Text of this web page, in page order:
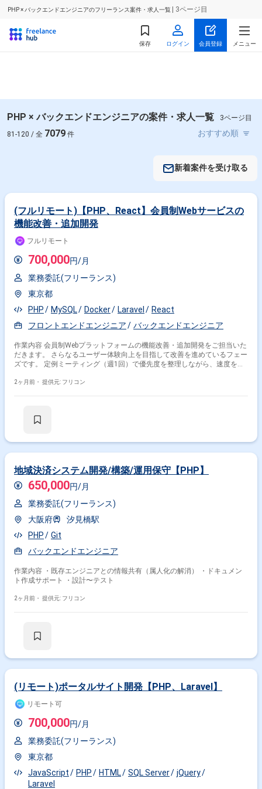
PHP × バックエンドエンジニアのフリーランス案件・求人一覧 | 3ページ目
保存 ログイン 会員登録 メニュー
PHP × バックエンドエンジニアの案件・求人一覧
3ページ目
81-120 / 全 7079 件
新着案件を受け取る
(フルリモート)【PHP、React】会員制Webサービスの
機能改善・追加開発
フルリモート
700,000円/月
業務委託(フリーランス)
東京都
PHP
MySQL Docker Laravel
React
フロントエンドエンジニア
バックエンドエンジニア
作業内容 会員制Webプラットフォームの機能改善・追加開発をご担当いた
だきます。 さらなるユーザー体験向上を目指して改善を進めているフェー
ズです。 定例ミーティング（週1回）で優先度を整理しながら、速度を落
2ヶ月前・ 提供元: フリコン
地域決済システム開発/構築/運用保守【PHP】
650,000円/月
業務委託(フリーランス)
大阪府
汐見橋駅
PHP
Git
バックエンドエンジニア
作業内容 ・既存エンジニアとの情報共有（属人化の解消） ・ドキュメン
ト作成サポート ・設計〜テスト
2ヶ月前・ 提供元: フリコン
(リモート)ポータルサイト開発【PHP、Laravel】
リモート可
700,000円/月
業務委託(フリーランス)
東京都
JavaScript
PHP HTML SQL Server
jQuery
Laravel